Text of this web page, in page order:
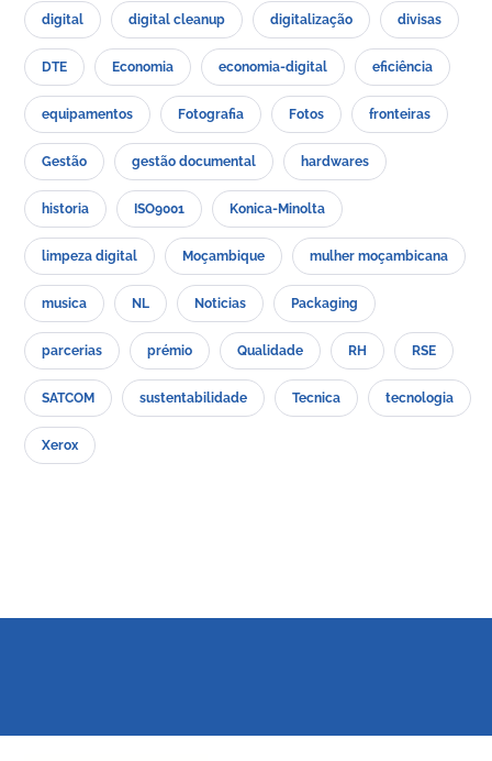
digital digital cleanup digitalização divisas
DTE Economia economia-digital eficiência
equipamentos Fotografia Fotos fronteiras
Gestão gestão documental hardwares
historia ISO9001 Konica-Minolta
limpeza digital Moçambique mulher moçambicana
musica NL Noticias Packaging
parcerias prémio Qualidade RH RSE
SATCOM sustentabilidade Tecnica tecnologia
Xerox